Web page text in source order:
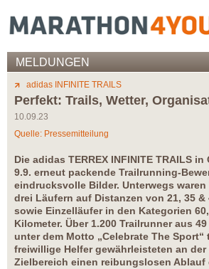
MELDUNGEN
adidas INFINITE TRAILS
Perfekt: Trails, Wetter,
10.09.23
Quelle: Pressemitteilung
Die adidas TERREX INFINITE TRAILS
9.9. erneut packende Trailrunning-
eindrucksvolle Bilder. Unterwegs waren
drei Läufern auf Distanzen von 21, 35 &
sowie Einzelläufer in den Kategorien
Kilometer. Über 1.200 Trailrunner aus
unter dem Motto „Celebrate The Sport“
freiwillige Helfer gewährleisteten an der
Zielbereich einen reibungslosen Ablauf